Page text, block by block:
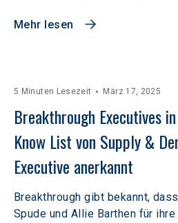
Mehr lesen
5 Minuten Lesezeit März 17, 2025
Breakthrough Executives
Know List von Supply &
Executive anerkannt
Breakthrough gibt bekannt,
Spude und Allie Barthen für